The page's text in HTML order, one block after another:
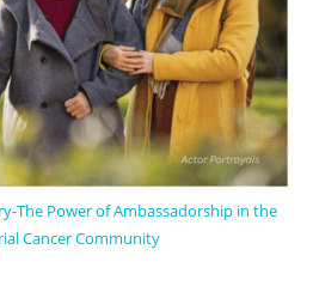
The Power of Ambassadorship in the
Cancer Community